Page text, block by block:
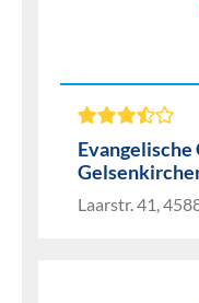
Evangelische
Laarstr. 41,